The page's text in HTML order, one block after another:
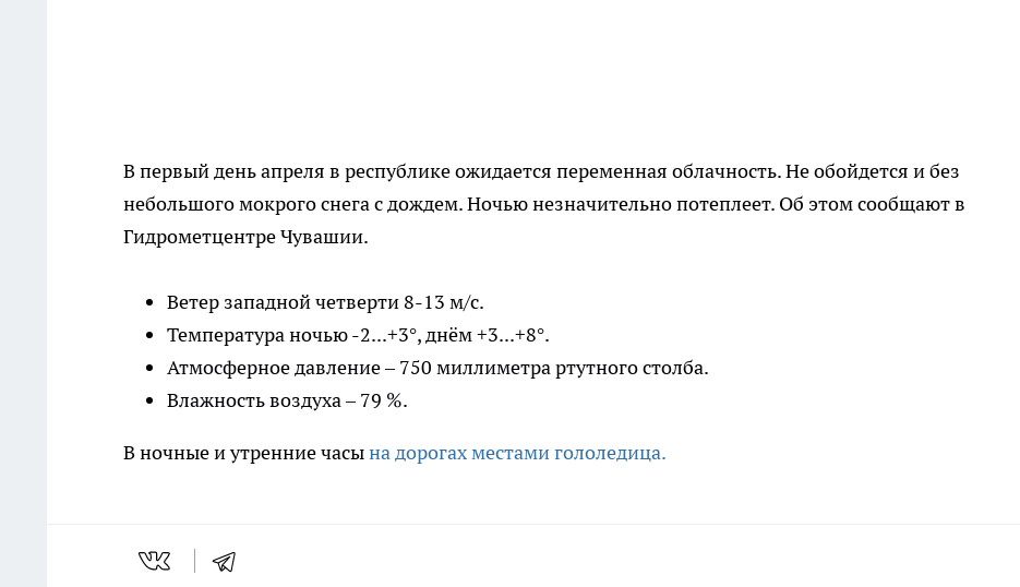
В первый день апреля в республике ожидается переменная облачность. Не обойдется и без
небольшого мокрого снега с дождем. Ночью незначительно потеплеет. Об этом сообщают в
Гидрометцентре Чувашии.
Ветер западной четверти 8-13 м/с.
Температура ночью -2...+3°, днём +3...+8°.
Атмосферное давление – 750 миллиметра ртутного столба.
Влажность воздуха – 79 %.
В ночные и утренние часына дорогах местами гололедица.